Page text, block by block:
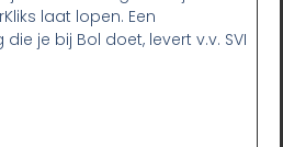
laat lopen. Een
je bij Bol doet, levert v.v. SVI